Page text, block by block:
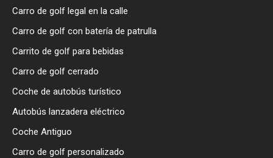
Carro de golf legal en la calle
Carro de golf con batería de patrulla
Carrito de golf para bebidas
Carro de golf cerrado
Coche de autobús turístico
Autobús lanzadera eléctrico
Coche Antiguo
Carro de golf personalizado